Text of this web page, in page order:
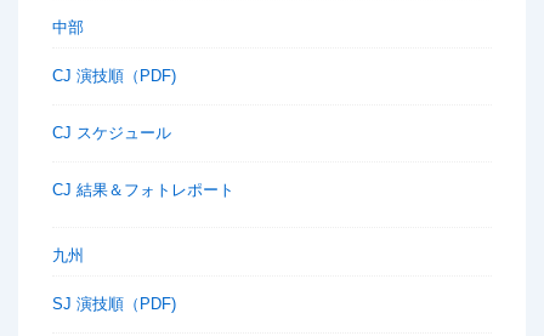
中部
CJ 演技順（PDF)
CJ スケジュール
CJ 結果＆フォトレポート
九州
SJ 演技順（PDF)